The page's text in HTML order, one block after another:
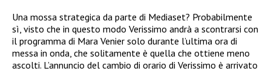
Una mossa strategica da parte di Mediaset? Probabilmente
sì, visto che in questo modo Verissimo andrà a scontrarsi con
il programma di Mara Venier solo durante l’ultima ora di
messa in onda, che solitamente è quella che ottiene meno
ascolti. L’annuncio del cambio di orario di Verissimo è arrivato